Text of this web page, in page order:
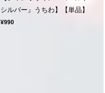
シルバー』うちわ】【単品】
¥990